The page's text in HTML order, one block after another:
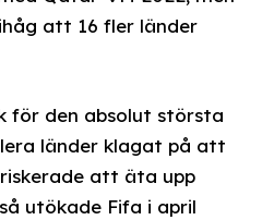
att 16 fler länder
för den absolut största
länder klagat på att
att äta upp
utökade Fifa i april